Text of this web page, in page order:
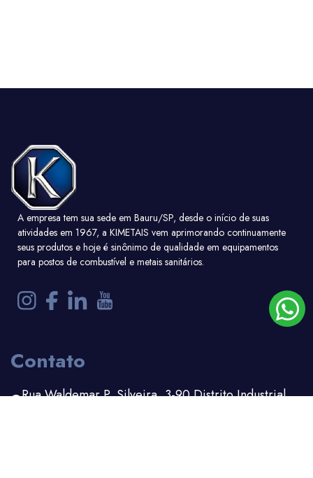
A empresa tem sua sede em Bauru/SP, desde o início de suas
atividades em 1967, a KIMETAIS vem aprimorando continuamente
seus produtos e hoje é sinônimo de qualidade em equipamentos
para postos de combustível e metais sanitários.
Contato
Rua Waldemar P. Silveira, 3-90 Distrito Industrial